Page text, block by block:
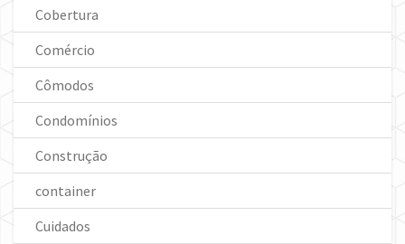
Cobertura
Comércio
Cômodos
Condomínios
Construção
container
Cuidados